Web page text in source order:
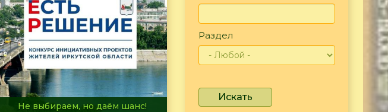
В огне не горит, в воде не тонет
Раздел
Искать